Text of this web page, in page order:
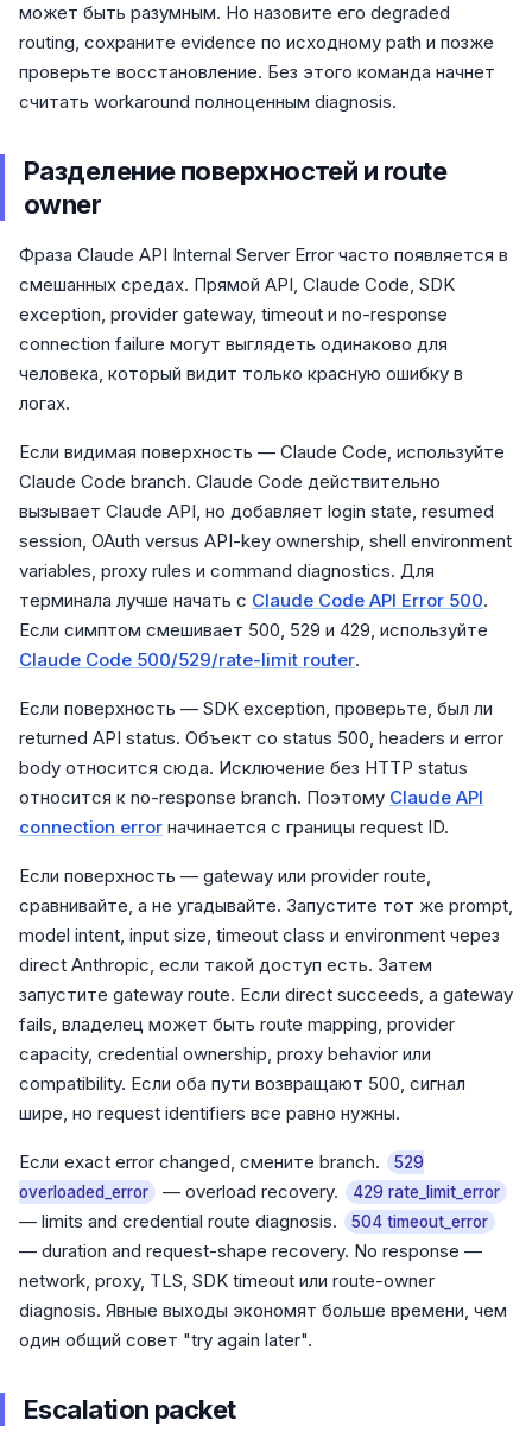
может быть разумным. Но назовите его degraded
routing, сохраните evidence по исходному path и позже
проверьте восстановление. Без этого команда начнет
считать workaround полноценным diagnosis.
Разделение поверхностей и route
owner
Фраза Claude API Internal Server Error часто появляется в
смешанных средах. Прямой API, Claude Code, SDK
exception, provider gateway, timeout и no-response
connection failure могут выглядеть одинаково для
человека, который видит только красную ошибку в
логах.
Если видимая поверхность — Claude Code, используйте
Claude Code branch. Claude Code действительно
вызывает Claude API, но добавляет login state, resumed
session, OAuth versus API-key ownership, shell environment
variables, proxy rules и command diagnostics. Для
терминала лучше начать с Claude Code API Error 500.
Если симптом смешивает 500, 529 и 429, используйте
Claude Code 500/529/rate-limit router.
Если поверхность — SDK exception, проверьте, был ли
returned API status. Объект со status 500, headers и error
body относится сюда. Исключение без HTTP status
относится к no-response branch. Поэтому Claude API
connection error начинается с границы request ID.
Если поверхность — gateway или provider route,
сравнивайте, а не угадывайте. Запустите тот же prompt,
model intent, input size, timeout class и environment через
direct Anthropic, если такой доступ есть. Затем
запустите gateway route. Если direct succeeds, а gateway
fails, владелец может быть route mapping, provider
capacity, credential ownership, proxy behavior или
compatibility. Если оба пути возвращают 500, сигнал
шире, но request identifiers все равно нужны.
Если exact error changed, смените branch.
529
overloaded_error
— overload recovery. 429 rate_limit_error
— limits and credential route diagnosis. 504 timeout_error
— duration and request-shape recovery. No response —
network, proxy, TLS, SDK timeout или route-owner
diagnosis. Явные выходы экономят больше времени, чем
один общий совет "try again later".
Escalation packet